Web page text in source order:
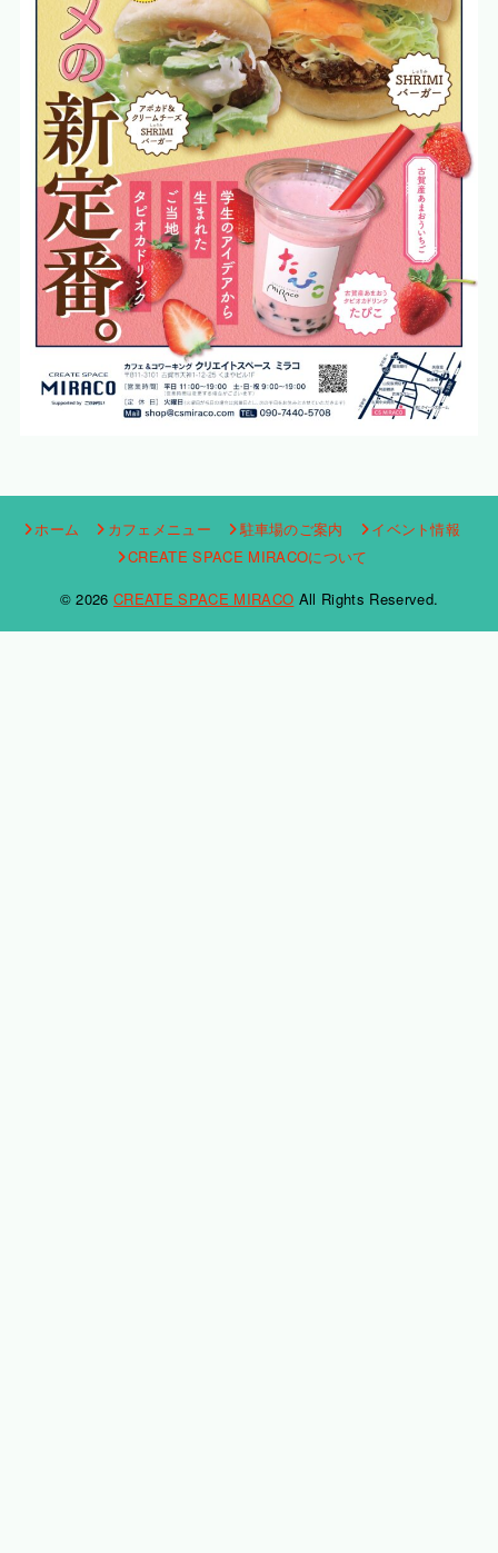
ホーム カフェメニュー 駐車場のご案内
イベント情報
CREATE SPACE MIRACOについて
© 2026CREATE SPACE MIRACO All Rights Reserved.